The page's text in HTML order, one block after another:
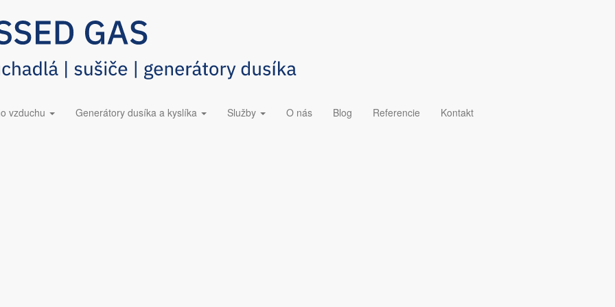
228​ Dúchadlá ESOair
vzduchu Generátory dusíka a kyslíka Služby O nás Blog Referencie Kontakt
ale s neuveriteľnou efektivitou.
zárukou na stlačený vzduch bez oleja triedy 0. Budúcnosť priemyslu je tu.
0?